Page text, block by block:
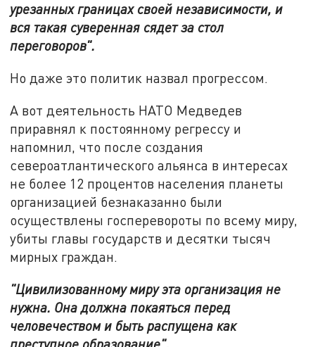
урезанных границах своей независимости, и
вся такая суверенная сядет за стол
переговоров".
Но даже это политик назвал прогрессом.
А вот деятельность НАТО Медведев
приравнял к постоянному регрессу и
напомнил, что после создания
североатлантического альянса в интересах
не более 12 процентов населения планеты
организацией безнаказанно были
осуществлены госперевороты по всему миру,
убиты главы государств и десятки тысяч
мирных граждан.
"Цивилизованному миру эта организация не
нужна. Она должна покаяться перед
человечеством и быть распущена как
преступное образование".